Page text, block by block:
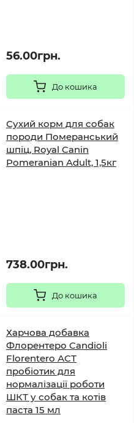
56.00грн.
До кошика
Сухий корм для собак
породи Померанський
шпіц, Royal Canin
Pomeranian Adult, 1,5кг
738.00грн.
До кошика
Харчова добавка
Флорентеро Candioli
Florentero АСТ
пробіотик для
нормалізації роботи
ШКТ у собак та котів
паста 15 мл